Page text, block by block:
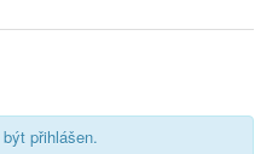
přihlášen.